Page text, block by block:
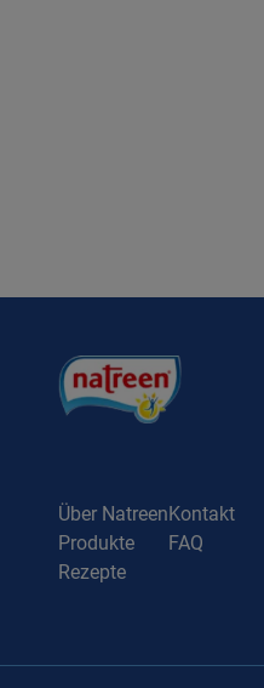
Über Natreen
Produkte
Rezepte
Kontakt
FAQ